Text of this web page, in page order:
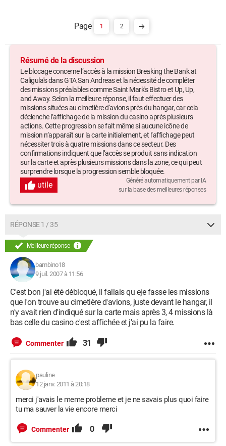
1 2
Résumé de la discussion
Le blocage concerne l’accès à la mission Breaking the Bank at
Caligula's dans GTA San Andreas et la nécessité de compléter
des missions préalables comme Saint Mark's Bistro et Up, Up,
and Away. Selon la meilleure réponse, il faut effectuer des
missions situées au cimetière d'avions près du hangar, car cela
déclenche l’affichage de la mission du casino après plusieurs
actions. Cette progression se fait même si aucune icône de
mission n’apparaît sur la carte initialement, et l’affichage peut
nécessiter trois à quatre missions dans ce secteur. Des
confirmations indiquent que l’accès se produit sans indication
sur la carte et après plusieurs missions dans la zone, ce qui peut
surprendre lorsque la progression semble bloquée.
utile
Généré automatiquement par IA
sur la base des meilleures réponses
RÉPONSE 1 / 35
Meilleure réponse
bambino18
9 juil. 2007 à 11:56
C'est bon j'ai été débloqué, il fallais qu eje fasse les missions
que l'on trouve au cimetière d'avions, juste devant le hangar, il
n'y avait rien d'indiqué sur la carte mais après 3, 4 missions là
bas celle du casino c'est affichée et j'ai pu la faire.
Commenter 31
pauline
12 janv. 2011 à 20:18
merci j'avais le meme probleme et je ne savais plus quoi faire
tu ma sauver la vie encore merci
Commenter 0